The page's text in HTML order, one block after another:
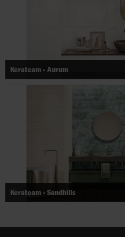
Kerateam - Aurum
Kerateam - Sandhills